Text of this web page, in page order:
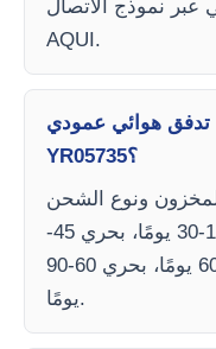
عبر نموذج الاتصال
AQUI.
تدفق هوائي عمودي
YR05735؟
ونوع الشحن
(جوي أو بحري). متوفر: جوي 15-30 يومًا، بحري 45-
60 يومًا. غير متوفر: جوي 30-60 يومًا، بحري 60-90
يومًا.